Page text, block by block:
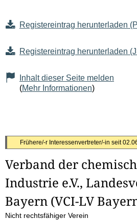
Registereintrag herunterladen
Registereintrag herunterladen
Inhalt dieser Seite melden
(Mehr Informationen)
S
e
i
t
Frühere/-r Interessenvertreter/-in seit
Verband der
Industrie e.V.,
Bayern (VCI-LV
Nicht rechtsfähiger Verein